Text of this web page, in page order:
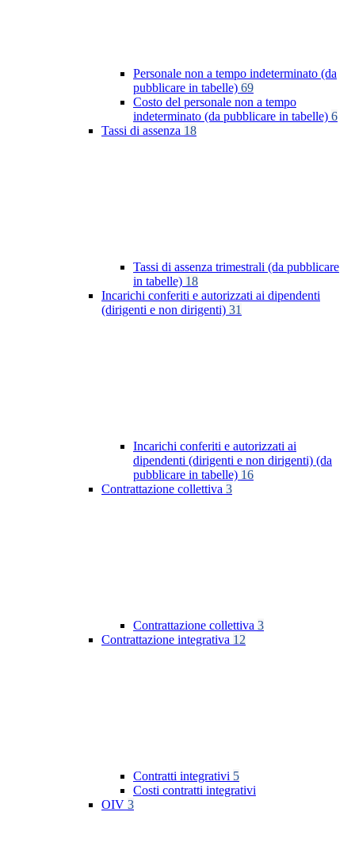
Personale non a tempo indeterminato (da
pubblicare in tabelle) 69
Costo del personale non a tempo
indeterminato (da pubblicare in tabelle) 6
Tassi di assenza 18
Tassi di assenza trimestrali (da pubblicare
in tabelle) 18
Incarichi conferiti e autorizzati ai dipendenti
(dirigenti e non dirigenti) 31
Incarichi conferiti e autorizzati ai
dipendenti (dirigenti e non dirigenti) (da
pubblicare in tabelle) 16
Contrattazione collettiva 3
Contrattazione collettiva 3
Contrattazione integrativa 12
Contratti integrativi 5
Costi contratti integrativi
OIV 3